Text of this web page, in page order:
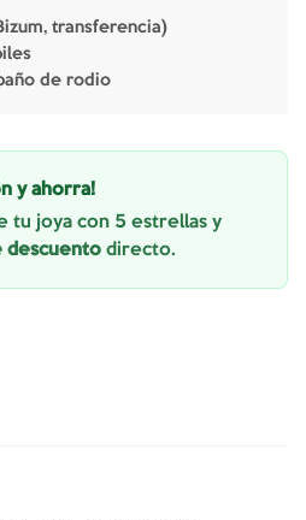
transferencia)
de rodio
y ahorra!
tu joya con 5 estrellas y
descuento directo.